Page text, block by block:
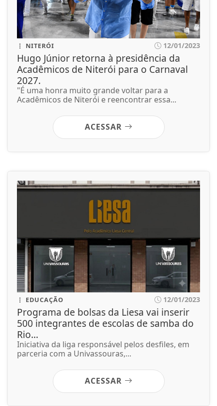
NITERÓI 12/01/2023
Hugo Júnior retorna à presidência da
Acadêmicos de Niterói para o Carnaval
2027.
"É uma honra muito grande voltar para a
Acadêmicos de Niterói e reencontrar essa...
ACESSAR
EDUCAÇÃO 12/01/2023
Programa de bolsas da Liesa vai inserir
500 integrantes de escolas de samba do
Rio...
Iniciativa da liga responsável pelos desfiles, em
parceria com a Univassouras,...
ACESSAR